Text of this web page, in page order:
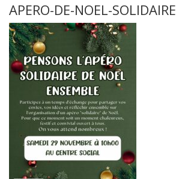
APERO-DE-NOEL-SOLIDAIRE